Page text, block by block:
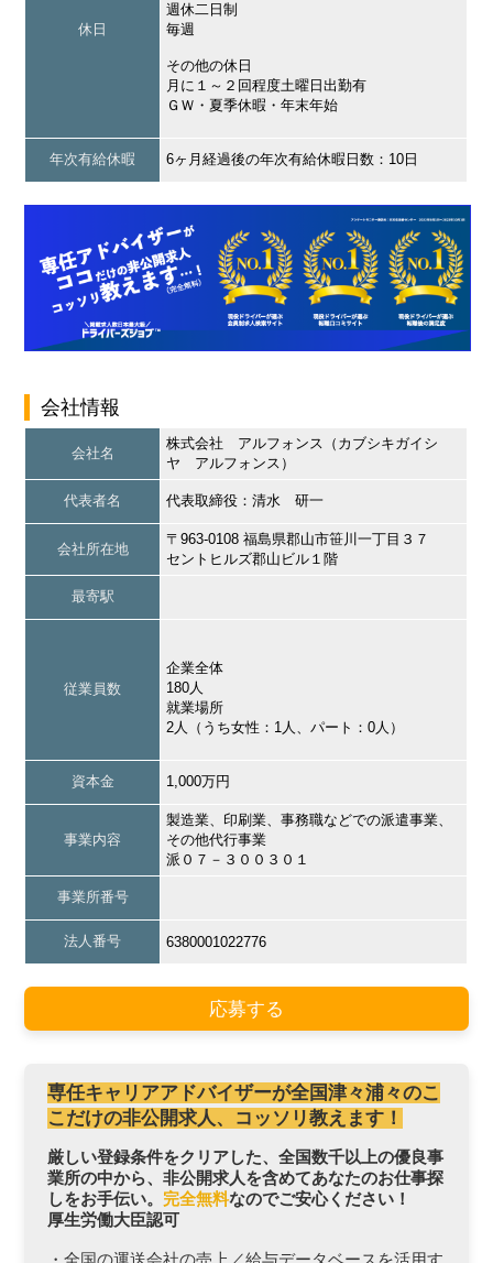
休日
週休二日制
毎週
その他の休日
月に１～２回程度土曜日出勤有
ＧＷ・夏季休暇・年末年始
年次有給休暇 6ヶ月経過後の年次有給休暇日数：10日
会社情報
会社名
株式会社 アルフォンス（カブシキガイシ
ヤ アルフォンス）
代表者名 代表取締役：清水 研一
会社所在地
〒963-0108 福島県郡山市笹川一丁目３７
セントヒルズ郡山ビル１階
最寄駅
従業員数
企業全体
180人
就業場所
2人（うち女性：1人、パート：0人）
資本金 1,000万円
事業内容
製造業、印刷業、事務職などでの派遣事業、
その他代行事業
派０７－３００３０１
事業所番号
法人番号 6380001022776
応募する
専任キャリアアドバイザーが全国津々浦々のこ
こだけの非公開求人、コッソリ教えます！
厳しい登録条件をクリアした、全国数千以上の優良事
業所の中から、非公開求人を含めてあなたのお仕事探
しをお手伝い。 完全無料なのでご安心ください！
厚生労働大臣認可